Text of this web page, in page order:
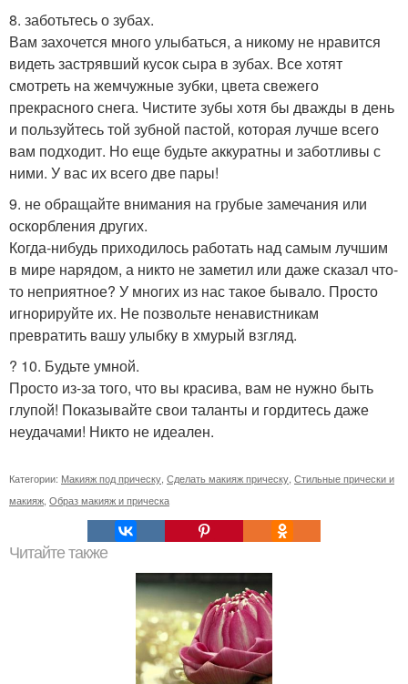
8. заботьтесь о зубах.
Вам захочется много улыбаться, а никому не нравится
видеть застрявший кусок сыра в зубах. Все хотят
смотреть на жемчужные зубки, цвета свежего
прекрасного снега. Чистите зубы хотя бы дважды в день
и пользуйтесь той зубной пастой, которая лучше всего
вам подходит. Но еще будьте аккуратны и заботливы с
ними. У вас их всего две пары!
9. не обращайте внимания на грубые замечания или
оскорбления других.
Когда-нибудь приходилось работать над самым лучшим
в мире нарядом, а никто не заметил или даже сказал что-
то неприятное? У многих из нас такое бывало. Просто
игнорируйте их. Не позвольте ненавистникам
превратить вашу улыбку в хмурый взгляд.
? 10. Будьте умной.
Просто из-за того, что вы красива, вам не нужно быть
глупой! Показывайте свои таланты и гордитесь даже
неудачами! Никто не идеален.
Категории: Макияж под прическу Сделать макияж прическу Стильные прически и
макияж Образ макияж и прическа
Читайте также